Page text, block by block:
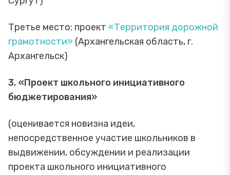
Третье место: проект «Территория дорожной
грамотности» (Архангельская область, г.
Архангельск)
3. «Проект школьного инициативного
бюджетирования»
(оценивается новизна идеи,
непосредственное участие школьников в
выдвижении, обсуждении и реализации
проекта школьного инициативного